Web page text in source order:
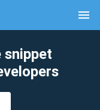
menu
snippet
clear